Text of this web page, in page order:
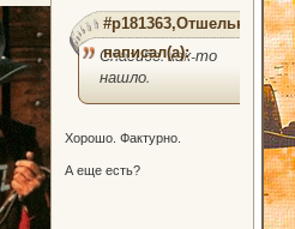
#p181363,Отшельник
написал(а):
Спасибо. как-то
нашло.
Хорошо. Фактурно.
А еще есть?